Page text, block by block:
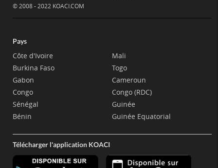
© 2008 - 2022 KOACI.COM
Pays
Côte d'Ivoire
Burkina Faso
Gabon
Congo
Sénégal
Bénin
Mali
Togo
Cameroun
Congo (RDC)
Guinée
Guinée Equatorial
Télécharger l'application KOACI